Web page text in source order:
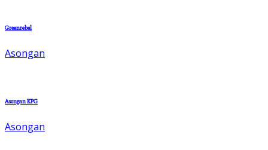
Greenrebel
Asongan
Asongan KPG
Asongan